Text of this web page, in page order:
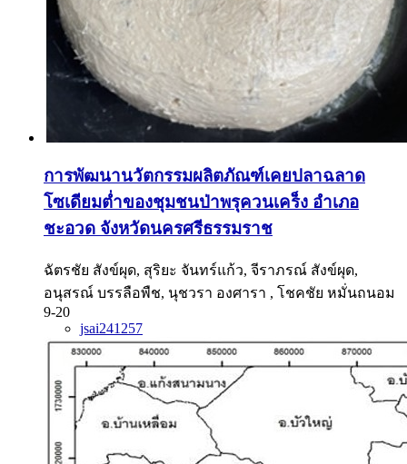
การพัฒนานวัตกรรมผลิตภัณฑ์เคยปลาฉลาด
โซเดียมต่ำของชุมชนป่าพรุควนเคร็ง อำเภอ
ชะอวด จังหวัดนครศรีธรรมราช
ฉัตรชัย สังข์ผุด, สุริยะ จันทร์แก้ว, จีราภรณ์ สังข์ผุด,
อนุสรณ์ บรรลือพืช, นุชวรา องศารา , โชคชัย หมั่นถนอม
9-20
jsai241257